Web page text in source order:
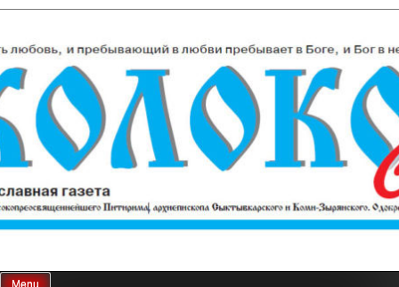
content
Колокол Севера
Menu